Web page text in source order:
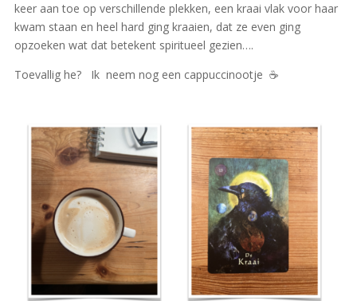
keer aan toe op verschillende plekken, een kraai vlak voor haar
kwam staan en heel hard ging kraaien, dat ze even ging
opzoeken wat dat betekent spiritueel gezien….
Toevallig he?
Ik neem nog een cappuccinootje ☕️